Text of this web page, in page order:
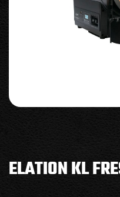
ELATION KL